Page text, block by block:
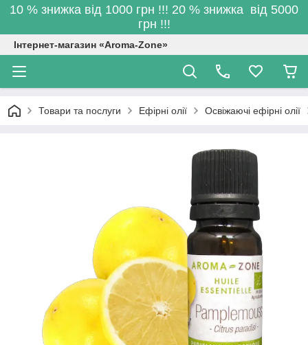
10 % знижка від 1000 грн !!! 20 % знижка від 5000
грн !!!
Інтернет-магазин «Aroma-Zone»
Товари та послуги Ефірні олії Освіжаючі ефірні олії